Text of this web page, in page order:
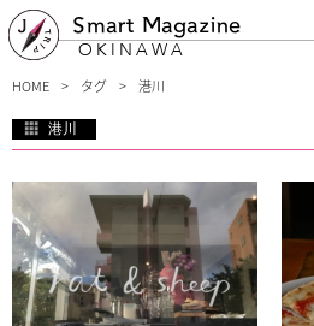
Smart Magazine
OKINAWA
HOME タグ 港川
港川
がたくさんあります。レストラン、カフェ、雑
と、目移りしてしまうスポット盛りだくさん！
けを紹介します。沖縄観光の際に是非！役立て